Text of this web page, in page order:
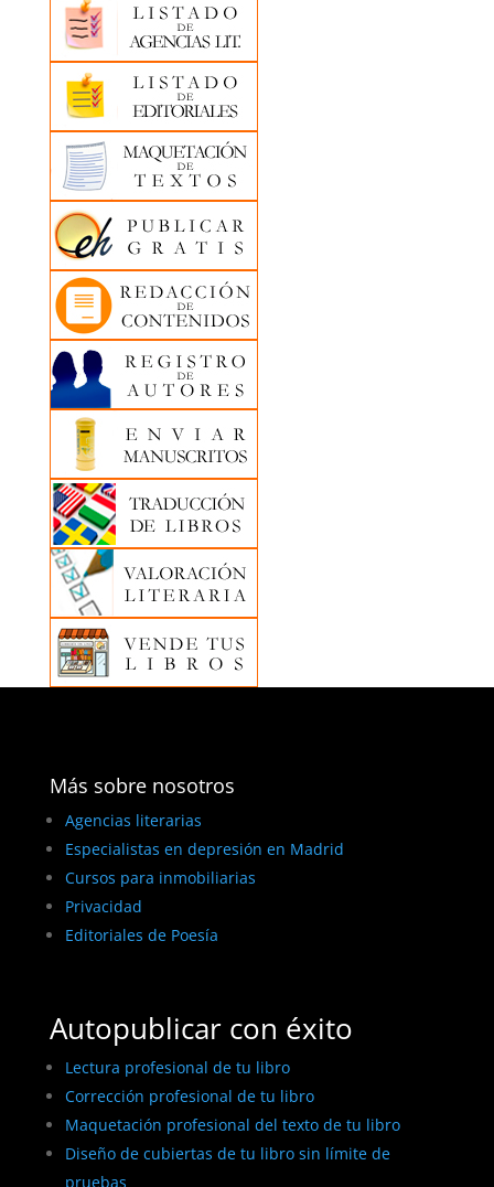
Más sobre nosotros
Agencias literarias
Especialistas en depresión en Madrid
Cursos para inmobiliarias
Privacidad
Editoriales de Poesía
Autopublicar con éxito
Lectura profesional de tu libro
Corrección profesional de tu libro
Maquetación profesional del texto de tu libro
Diseño de cubiertas de tu libro sin límite de
pruebas